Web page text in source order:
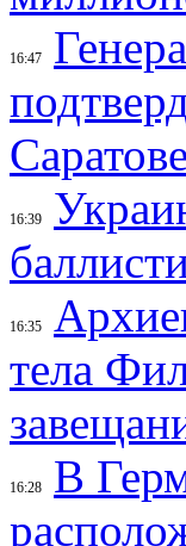
16:47
Саратове
16:39
16:35
тела
16:28
В